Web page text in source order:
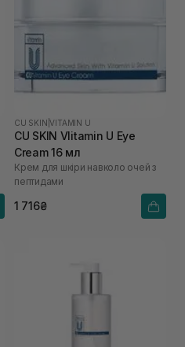
CU SKIN |VITAMIN U
CU SKIN VIitamin U Eye
Cream 16 мл
Крем для шкіри навколо очей з
пептидами
1 716₴